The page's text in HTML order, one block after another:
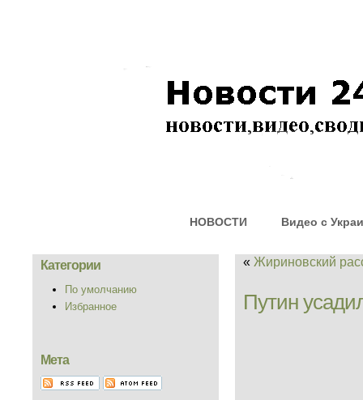
НОВОСТИ Видео с
Категории
По умолчанию
Избранное
Мета
« Жириновский
Путин